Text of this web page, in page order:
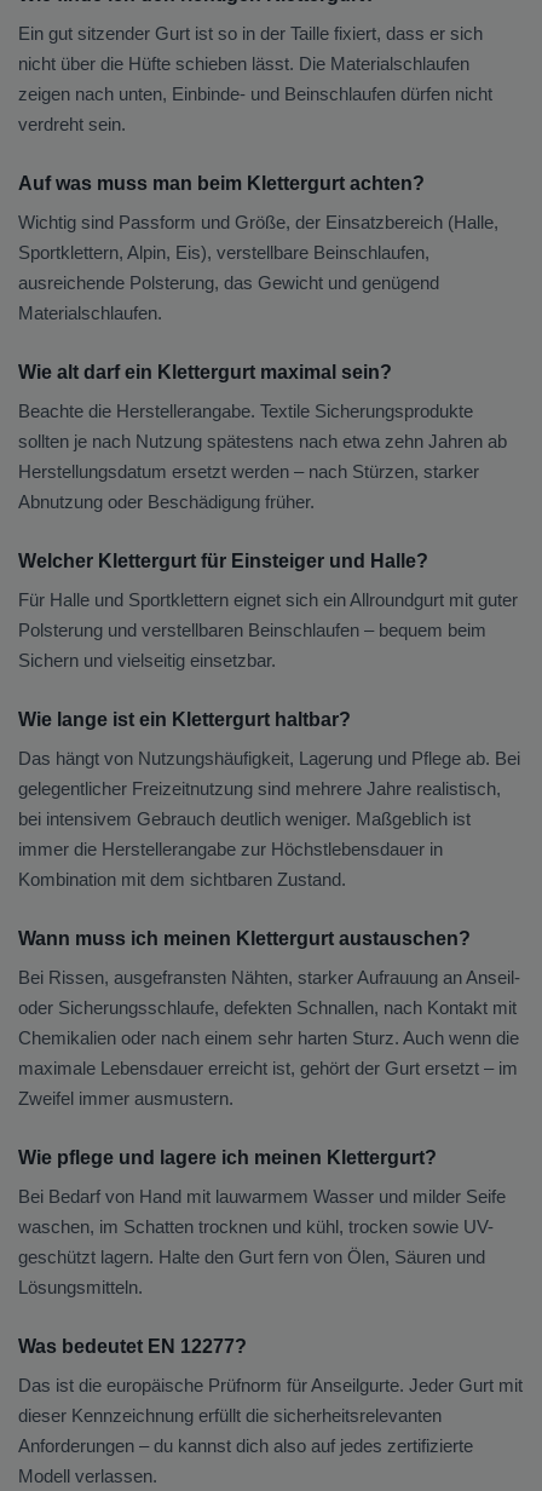
Ein gut sitzender Gurt ist so in der Taille fixiert, dass er sich
nicht über die Hüfte schieben lässt. Die Materialschlaufen
zeigen nach unten, Einbinde- und Beinschlaufen dürfen nicht
verdreht sein.
Auf was muss man beim Klettergurt achten?
Wichtig sind Passform und Größe, der Einsatzbereich (Halle,
Sportklettern, Alpin, Eis), verstellbare Beinschlaufen,
ausreichende Polsterung, das Gewicht und genügend
Materialschlaufen.
Wie alt darf ein Klettergurt maximal sein?
Beachte die Herstellerangabe. Textile Sicherungsprodukte
sollten je nach Nutzung spätestens nach etwa zehn Jahren ab
Herstellungsdatum ersetzt werden – nach Stürzen, starker
Abnutzung oder Beschädigung früher.
Welcher Klettergurt für Einsteiger und Halle?
Für Halle und Sportklettern eignet sich ein Allroundgurt mit guter
Polsterung und verstellbaren Beinschlaufen – bequem beim
Sichern und vielseitig einsetzbar.
Wie lange ist ein Klettergurt haltbar?
Das hängt von Nutzungshäufigkeit, Lagerung und Pflege ab. Bei
gelegentlicher Freizeitnutzung sind mehrere Jahre realistisch,
bei intensivem Gebrauch deutlich weniger. Maßgeblich ist
immer die Herstellerangabe zur Höchstlebensdauer in
Kombination mit dem sichtbaren Zustand.
Wann muss ich meinen Klettergurt austauschen?
Bei Rissen, ausgefransten Nähten, starker Aufrauung an Anseil-
oder Sicherungsschlaufe, defekten Schnallen, nach Kontakt mit
Chemikalien oder nach einem sehr harten Sturz. Auch wenn die
maximale Lebensdauer erreicht ist, gehört der Gurt ersetzt – im
Zweifel immer ausmustern.
Wie pflege und lagere ich meinen Klettergurt?
Bei Bedarf von Hand mit lauwarmem Wasser und milder Seife
waschen, im Schatten trocknen und kühl, trocken sowie UV-
geschützt lagern. Halte den Gurt fern von Ölen, Säuren und
Lösungsmitteln.
Was bedeutet EN 12277?
Das ist die europäische Prüfnorm für Anseilgurte. Jeder Gurt mit
dieser Kennzeichnung erfüllt die sicherheitsrelevanten
Anforderungen – du kannst dich also auf jedes zertifizierte
Modell verlassen.